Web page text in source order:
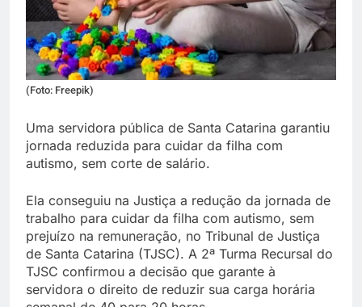
(Foto: Freepik)
Uma servidora pública de Santa Catarina garantiu
jornada reduzida para cuidar da filha com
autismo, sem corte de salário.
Ela conseguiu na Justiça a redução da jornada de
trabalho para cuidar da filha com autismo, sem
prejuízo na remuneração, no Tribunal de Justiça
de Santa Catarina (TJSC). A 2ª Turma Recursal do
TJSC confirmou a decisão que garante à
servidora o direito de reduzir sua carga horária